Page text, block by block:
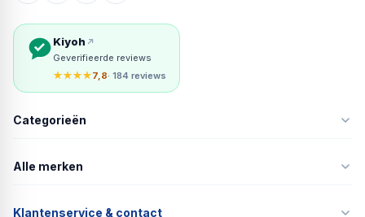
Kiyoh
Geverifieerde reviews
★★★★7,8· 184 reviews
Categorieën
Alle merken
Klantenservice & contact